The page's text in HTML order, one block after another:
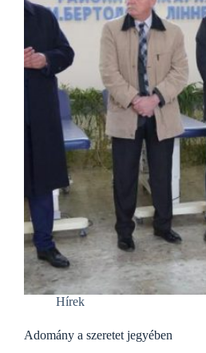
Hírek
Adomány a szeretet jegyében